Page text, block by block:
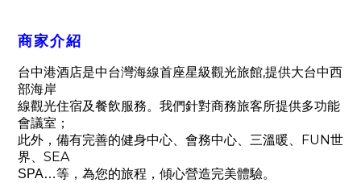
商家介紹
台中港酒店是中台灣海線首座星級觀光旅館,提供大台中西
部海岸
線觀光住宿及餐飲服務。我們針對商務旅客所提供多功能
會議室；
此外 ， 備有完善的健身中心、會務中心、三溫暖、 FUN世
界、 SEA
SPA…等 ， 為您的旅程 ， 傾心營造完美體驗。